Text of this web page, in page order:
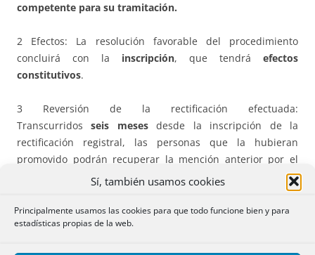
Sí, también usamos cookies
Principalmente usamos las cookies para que todo funcione bien y para
estadísticas propias de la web.
competente para su tramitación.
2 Efectos: La resolución favorable del procedimiento
concluirá con la inscripción, que tendrá efectos
constitutivos.
3 Reversión de la rectificación efectuada:
Transcurridosseis mesesdesde la inscripción de la
rectificación registral, las personas que la hubieran
promovido podrán recuperar la mención anterior por el
mismo procedimiento establecido para la rectificación.
4 Nueva rectificación: Si recuperada la mención inicial se
quiere promover una nueva rectificación, se debe seguir el